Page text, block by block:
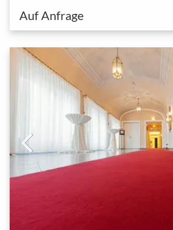
Auf Anfrage